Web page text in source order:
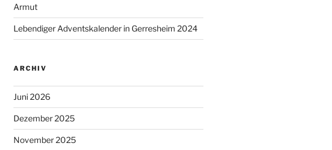
Armut
Lebendiger Adventskalender in Gerresheim 2024
ARCHIV
Juni 2026
Dezember 2025
November 2025